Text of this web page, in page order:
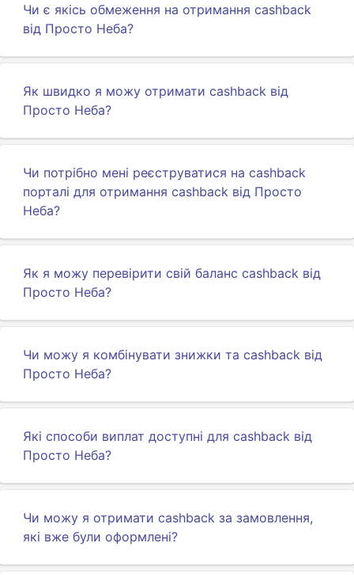
Чи є якісь обмеження на отримання cashback
від Просто Неба?
Як швидко я можу отримати cashback від
Просто Неба?
Чи потрібно мені реєструватися на cashback
порталі для отримання cashback від Просто
Неба?
Як я можу перевірити свій баланс cashback від
Просто Неба?
Чи можу я комбінувати знижки та cashback від
Просто Неба?
Які способи виплат доступні для cashback від
Просто Неба?
Чи можу я отримати cashback за замовлення,
які вже були оформлені?